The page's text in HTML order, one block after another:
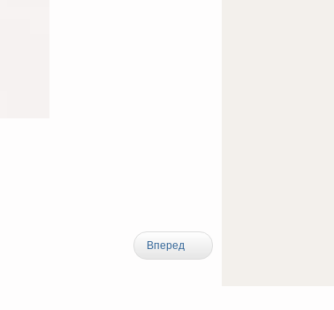
Вперед